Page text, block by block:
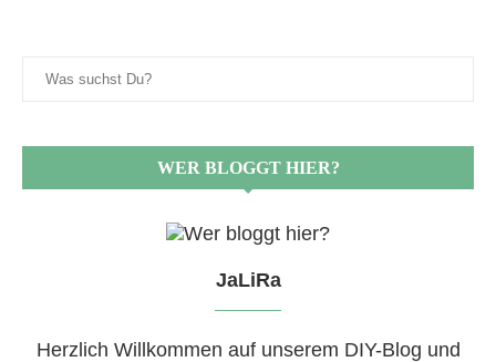
WER BLOGGT HIER?
JaLiRa
Herzlich Willkommen auf unserem DIY-Blog und